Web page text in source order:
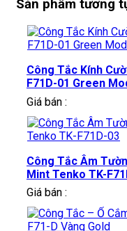
Sản phẩm tương
Công Tắc Kính
F71D-01 Green
Giá bán :
Công Tắc Âm
Mint Tenko TK-
Giá bán :